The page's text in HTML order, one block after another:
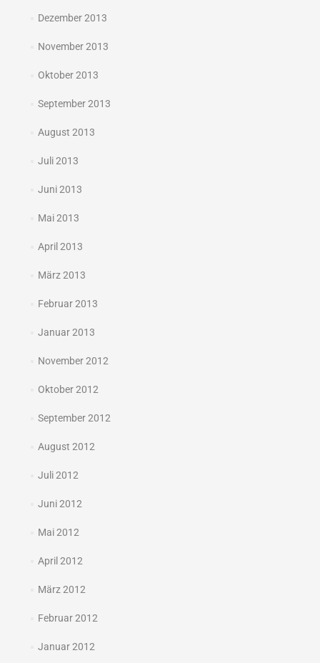
Dezember 2013
November 2013
Oktober 2013
September 2013
August 2013
Juli 2013
Juni 2013
Mai 2013
April 2013
März 2013
Februar 2013
Januar 2013
November 2012
Oktober 2012
September 2012
August 2012
Juli 2012
Juni 2012
Mai 2012
April 2012
März 2012
Februar 2012
Januar 2012